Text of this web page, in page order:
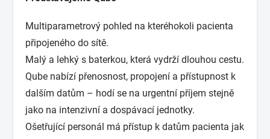
Multiparametrový pohled na kteréhokoli pacienta
připojeného do sítě.
Malý a lehký s baterkou, která vydrží dlouhou cestu.
Qube nabízí přenosnost, propojení a přístupnost k
dalším datům – hodí se na urgentní příjem stejně
jako na intenzivní a dospávací jednotky.
Ošetřující personál má přístup k datům pacienta jak